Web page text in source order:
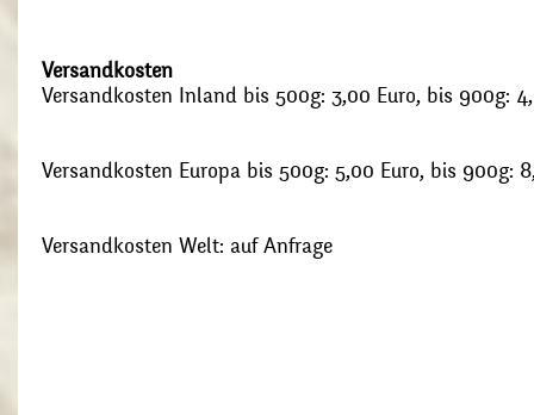
Versandkosten
Versandkosten Inland bis 500g: 3,00 Euro, bis 900g:
Versandkosten Europa bis 500g: 5,00 Euro, bis 900g:
Versandkosten Welt: auf Anfrage